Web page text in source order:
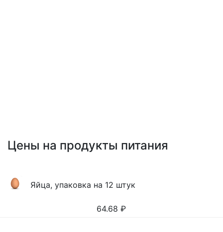
Цены на продукты питания
Яйца, упаковка на 12 штук
64.68 ₽